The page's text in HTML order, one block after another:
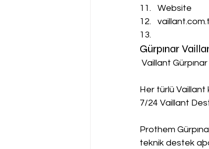
Website
Gürpınar
Vaillant
Her türlü Vaillant
7/24 Vaillant
Prothem
teknik destek